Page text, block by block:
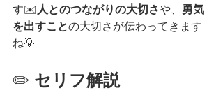
す✉️ 人とのつながりの大切さや、
勇気
を出すことの大切さが伝わってきます
ね💡
✏️ セリフ解説